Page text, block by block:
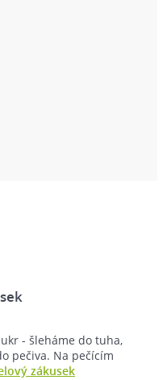
- šleháme do tuha,
pečiva. Na pečícím
zákusek